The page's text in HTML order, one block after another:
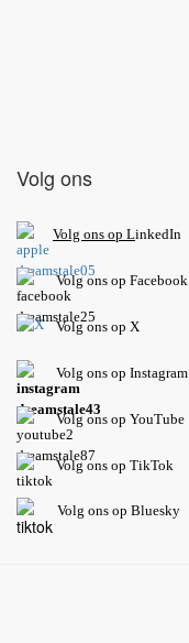
Volg ons
Volg ons op LinkedIn
Volg ons op Facebook
Volg ons op X
Volg ons op Instagram
Volgons op YouTube
Volg ons op TikTok
Volg ons op Bluesky